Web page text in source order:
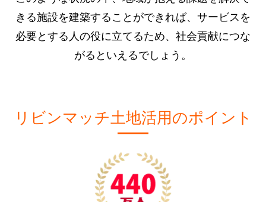
きる施設を建築することができれば、サービスを
必要とする人の役に立てるため、社会貢献につな
がるといえるでしょう。
リビンマッチ土地活用のポイント